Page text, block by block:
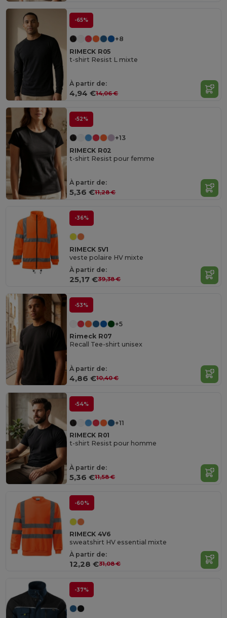
-65%
+8
RIMECK R05
t-shirt Resist L mixte
À partir de:
4,94 €14,06 €
-52%
+13
RIMECK R02
t-shirt Resist pour femme
À partir de:
5,36 €11,28 €
-36%
RIMECK 5V1
veste polaire HV mixte
À partir de:
25,17 €39,38 €
-53%
+5
Rimeck R07
Recall Tee-shirt unisex
À partir de:
4,86 €10,40 €
-54%
+11
RIMECK R01
t-shirt Resist pour homme
À partir de:
5,36 €11,58 €
-60%
RIMECK 4V6
sweatshirt HV essential mixte
À partir de:
12,28 €31,08 €
-37%